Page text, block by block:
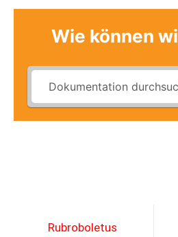
Wie können
Rubroboletus